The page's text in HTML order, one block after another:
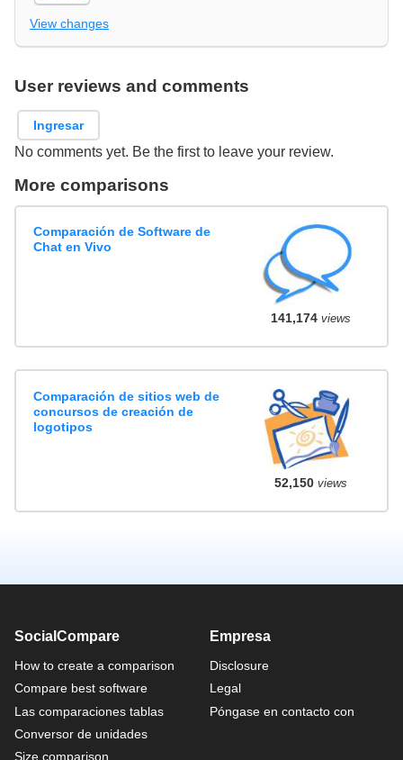
View changes
User reviews and comments
Ingresar
No comments yet. Be the first to leave your review.
More comparisons
Comparación de Software de
Chat en Vivo
141,174views
Comparación de sitios web de
concursos de creación de
logotipos
52,150views
SocialCompare
How to create a comparison
Compare best software
Las comparaciones tablas
Conversor de unidades
Size comparison
Empresa
Disclosure
Legal
Póngase en contacto con